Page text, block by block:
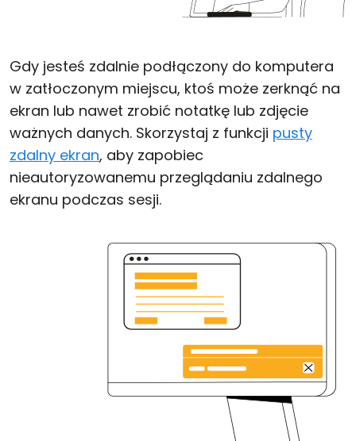
Gdy jesteś zdalnie podłączony do komputera
w zatłoczonym miejscu, ktoś może zerknąć na
ekran lub nawet zrobić notatkę lub zdjęcie
ważnych danych. Skorzystaj z funkcji pusty
zdalny ekran, aby zapobiec
nieautoryzowanemu przeglądaniu zdalnego
ekranu podczas sesji.